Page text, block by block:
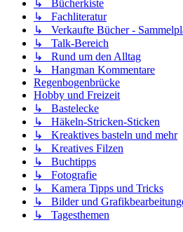
↳ Bücherkiste
↳ Fachliteratur
↳ Verkaufte Bücher -
↳ Talk-Bereich
↳ Rund um den Alltag
↳ Hangman Kommentare
Regenbogenbrücke
Hobby und Freizeit
↳ Bastelecke
↳ Häkeln-Stricken-Sticken
↳ Kreaktives basteln und mehr
↳ Kreatives Filzen
↳ Buchtipps
↳ Fotografie
↳ Kamera Tipps und Tricks
↳ Bilder und
↳ Tagesthemen